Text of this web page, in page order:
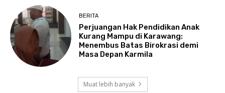
BERITA
Perjuangan Hak Pendidikan Anak
Kurang Mampu di Karawang:
Menembus Batas Birokrasi demi
Masa Depan Karmila
Muat lebih banyak